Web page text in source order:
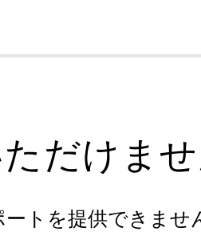
だけま
トを提供できませ